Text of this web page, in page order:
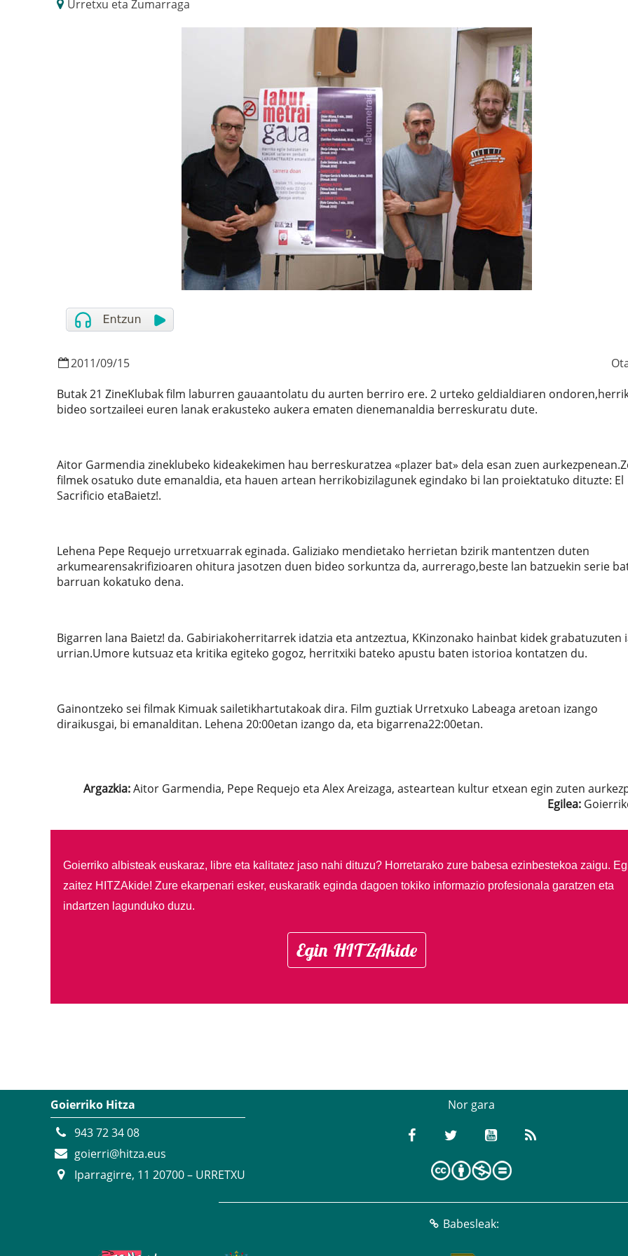
Urretxu eta Zumarraga
2011/09/15
Butak 21 ZineKlubak film laburren gauaantolatu du aurten berriro ere. 2 urteko geldialdiaren
bideo sortzaileei euren lanak erakusteko aukera ematen dienemanaldia berreskuratu dute.
Aitor Garmendia zineklubeko kideakekimen hau berreskuratzea «plazer bat» dela esan zuen
filmek osatuko dute emanaldia, eta hauen artean herrikobizilagunek egindako bi lan proiektatuko dituzte: El
Sacrificio etaBaietz!.
Lehena Pepe Requejo urretxuarrak eginada. Galiziako mendietako herrietan bzirik mantentzen duten
arkumearensakrifizioaren ohitura jasotzen duen bideo sorkuntza da, aurrerago,beste lan batzuekin serie
barruan kokatuko dena.
Bigarren lana Baietz! da. Gabiriakoherritarrek idatzia eta antzeztua, KKinzonako hainbat kidek grabatuzuten
urrian.Umore kutsuaz eta kritika egiteko gogoz, herritxiki bateko apustu baten istorioa kontatzen du.
Gainontzeko sei filmak Kimuak sailetikhartutakoak dira. Film guztiak Urretxuko Labeaga aretoan izango
diraikusgai, bi emanalditan. Lehena 20:00etan izango da, eta bigarrena22:00etan.
Argazkia:Aitor Garmendia, Pepe Requejo eta Alex Areizaga, asteartean kultur etxean egin zuten
Egilea:
Goierriko albisteak euskaraz, libre eta kalitatez jaso nahi dituzu? Horretarako zure babesa ezinbestekoa zaigu.
zaitez HITZAkide! Zure ekarpenari esker, euskaratik eginda dagoen tokiko informazio profesionala garatzen eta
indartzen lagunduko duzu.
Egin HITZAkide
Goierriko Hitza
943 72 34 08
goierri@hitza.eus
Iparragirre, 11 20700 – URRETXU
Nor gara
Babesleak: